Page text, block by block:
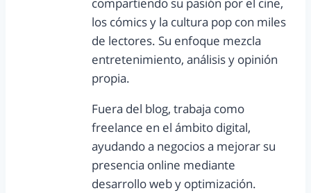
compartiendo su pasión por el cine,
los cómics y la cultura pop con miles
de lectores. Su enfoque mezcla
entretenimiento, análisis y opinión
propia.
Fuera del blog, trabaja como
freelance en el ámbito digital,
ayudando a negocios a mejorar su
presencia online mediante
desarrollo web y optimización.